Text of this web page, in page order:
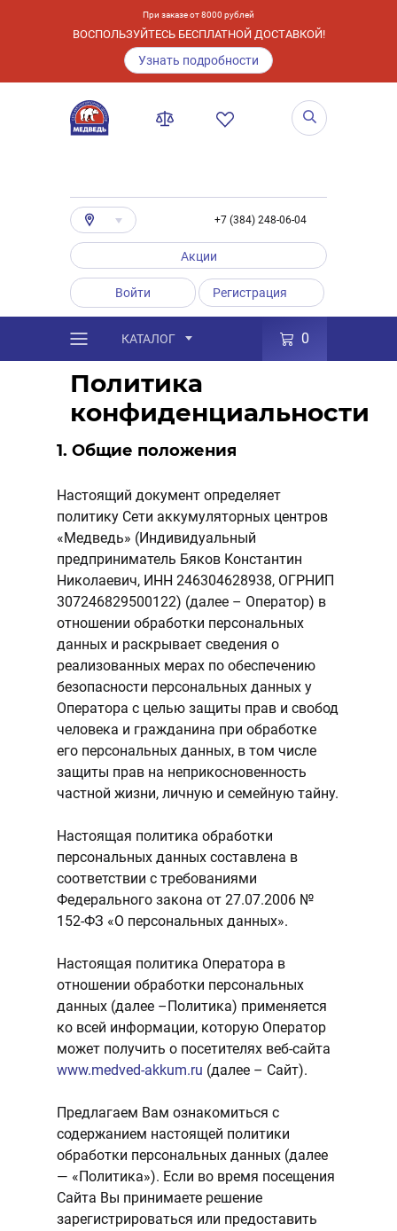
При заказе от 8000 рублей
ВОСПОЛЬЗУЙТЕСЬ БЕСПЛАТНОЙ ДОСТАВКОЙ!
Узнать подробности
+7 (384) 248-06-04
Акции
Войти Регистрация
КАТАЛОГ 0
Политика конфиденциальности
Политика
конфиденциальности
1. Общие положения
Настоящий документ определяет
политику Сети аккумуляторных центров
«Медведь» (Индивидуальный
предприниматель Бяков Константин
Николаевич, ИНН 246304628938, ОГРНИП
307246829500122) (далее – Оператор) в
отношении обработки персональных
данных и раскрывает сведения о
реализованных мерах по обеспечению
безопасности персональных данных у
Оператора с целью защиты прав и свобод
человека и гражданина при обработке
его персональных данных, в том числе
защиты прав на неприкосновенность
частной жизни, личную и семейную тайну.
Настоящая политика обработки
персональных данных составлена в
соответствии с требованиями
Федерального закона от 27.07.2006 №
152-ФЗ «О персональных данных».
Настоящая политика Оператора в
отношении обработки персональных
данных (далее –Политика) применяется
ко всей информации, которую Оператор
может получить о посетителях веб-сайта
www.medved-akkum.ru (далее – Сайт).
Предлагаем Вам ознакомиться с
содержанием настоящей политики
обработки персональных данных (далее
— «Политика»). Если во время посещения
Сайта Вы принимаете решение
зарегистрироваться или предоставить